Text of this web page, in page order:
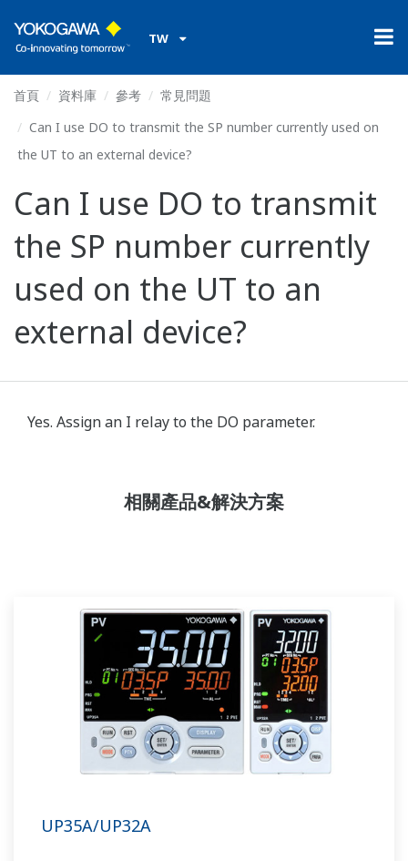
TW
首頁 資料庫 參考
常見問題
Can I use DO to transmit the SP number currently used on
the UT to an external device?
Can I use DO to transmit
the SP number currently
used on the UT to an
external device?
Yes. Assign an I relay to the DO parameter.
相關產品&解決方案
UP35A/UP32A